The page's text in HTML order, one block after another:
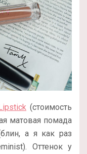
(стоимость
матовая помада
а я как раз
Оттенок у